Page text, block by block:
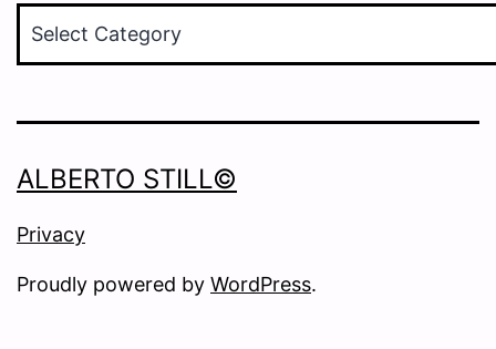
ALBERTO STILL©
Privacy
Proudly powered by WordPress.